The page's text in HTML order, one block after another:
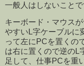
一般人はしないこと
キーボード・マウス
やすいL字ケーブルに
って左にPCを置くの
は右に置くので逆のL
足して、仕事PCを重